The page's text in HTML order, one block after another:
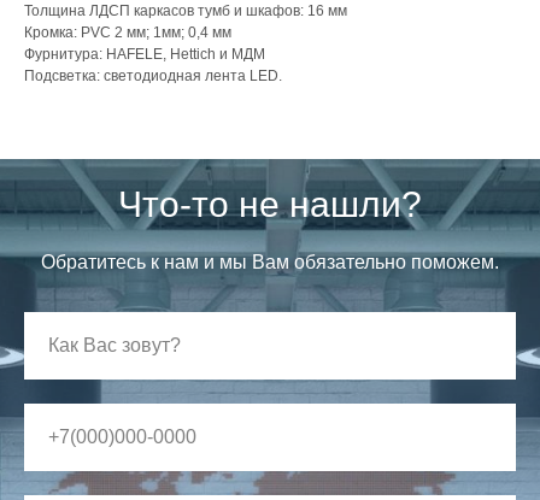
Толщина ЛДСП каркасов тумб и шкафов: 16 мм
Кромка: PVC 2 мм; 1мм; 0,4 мм
Фурнитура: HAFELE, Hettich и МДМ
Подсветка: светодиодная лента LED.
Что-то не нашли?
Обратитесь к нам и мы Вам обязательно поможем.